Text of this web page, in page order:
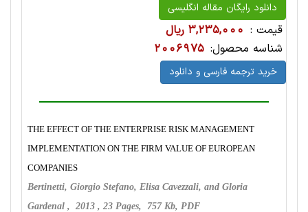
دانلود رایگان مقاله انگلیسی
قیمت : 3,235,000 ریال
شناسه محصول: 2006975
خرید ترجمه فارسی و دانلود
THE EFFECT OF THE ENTERPRISE RISK MANAGEMENT
IMPLEMENTATION ON THE FIRM VALUE OF EUROPEAN
COMPANIES
Bertinetti, Giorgio Stefano, Elisa Cavezzali, and Gloria
Gardenal , 2013 , 23 Pages, 757 Kb, PDF